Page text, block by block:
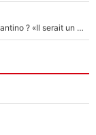
Du PSG à la tête de la FIFA pour remplacer Gianni Infantino ? «Il serait un mauvais président», le patron de la Liga s'attaque à Nasser Al-Khelaïfi !